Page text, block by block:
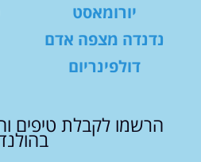
יורומאסט
נדנדה מצפה אדם
דולפינריום
הרשמו לקבלת טיפים